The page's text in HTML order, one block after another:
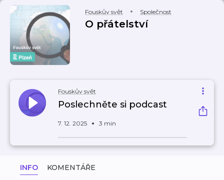
Fouskův svět Společnost
O přátelství
Fouskův svět
Poslechněte si podcast
7. 12. 2025 3 min
INFO KOMENTÁŘE